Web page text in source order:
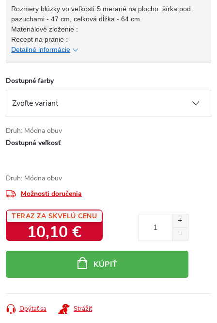
Rozmery blúzky vo veľkosti S merané na plocho: šírka pod
pazuchami - 47 cm, celková dĺžka - 64 cm.
Materiálové zloženie :
Recept na pranie :
Detailné informácie
Dostupné farby
Druh: Módna obuv
Dostupná veľkosť
Druh: Módna obuv
Možnosti doručenia
TERAZ ZA SKVELÚ CENU
10,10 €
KÚPIŤ
Opýtať sa Strážiť